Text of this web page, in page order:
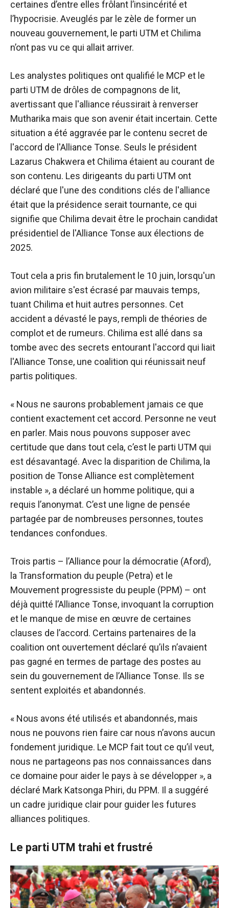
certaines d’entre elles frôlant l’insincérité et
l’hypocrisie. Aveuglés par le zèle de former un
nouveau gouvernement, le parti UTM et Chilima
n’ont pas vu ce qui allait arriver.
Les analystes politiques ont qualifié le MCP et le
parti UTM de drôles de compagnons de lit,
avertissant que l'alliance réussirait à renverser
Mutharika mais que son avenir était incertain. Cette
situation a été aggravée par le contenu secret de
l'accord de l'Alliance Tonse. Seuls le président
Lazarus Chakwera et Chilima étaient au courant de
son contenu. Les dirigeants du parti UTM ont
déclaré que l'une des conditions clés de l'alliance
était que la présidence serait tournante, ce qui
signifie que Chilima devait être le prochain candidat
présidentiel de l'Alliance Tonse aux élections de
2025.
Tout cela a pris fin brutalement le 10 juin, lorsqu'un
avion militaire s'est écrasé par mauvais temps,
tuant Chilima et huit autres personnes. Cet
accident a dévasté le pays, rempli de théories de
complot et de rumeurs. Chilima est allé dans sa
tombe avec des secrets entourant l'accord qui liait
l'Alliance Tonse, une coalition qui réunissait neuf
partis politiques.
« Nous ne saurons probablement jamais ce que
contient exactement cet accord. Personne ne veut
en parler. Mais nous pouvons supposer avec
certitude que dans tout cela, c’est le parti UTM qui
est désavantagé. Avec la disparition de Chilima, la
position de Tonse Alliance est complètement
instable », a déclaré un homme politique, qui a
requis l’anonymat. C’est une ligne de pensée
partagée par de nombreuses personnes, toutes
tendances confondues.
Trois partis – l’Alliance pour la démocratie (Aford),
la Transformation du peuple (Petra) et le
Mouvement progressiste du peuple (PPM) – ont
déjà quitté l’Alliance Tonse, invoquant la corruption
et le manque de mise en œuvre de certaines
clauses de l’accord. Certains partenaires de la
coalition ont ouvertement déclaré qu’ils n’avaient
pas gagné en termes de partage des postes au
sein du gouvernement de l’Alliance Tonse. Ils se
sentent exploités et abandonnés.
« Nous avons été utilisés et abandonnés, mais
nous ne pouvons rien faire car nous n’avons aucun
fondement juridique. Le MCP fait tout ce qu’il veut,
nous ne partageons pas nos connaissances dans
ce domaine pour aider le pays à se développer », a
déclaré Mark Katsonga Phiri, du PPM. Il a suggéré
un cadre juridique clair pour guider les futures
alliances politiques.
Le parti UTM trahi et frustré